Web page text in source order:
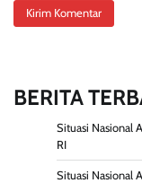
BERITA
Situasi Nasional
RI
Situasi Nasional